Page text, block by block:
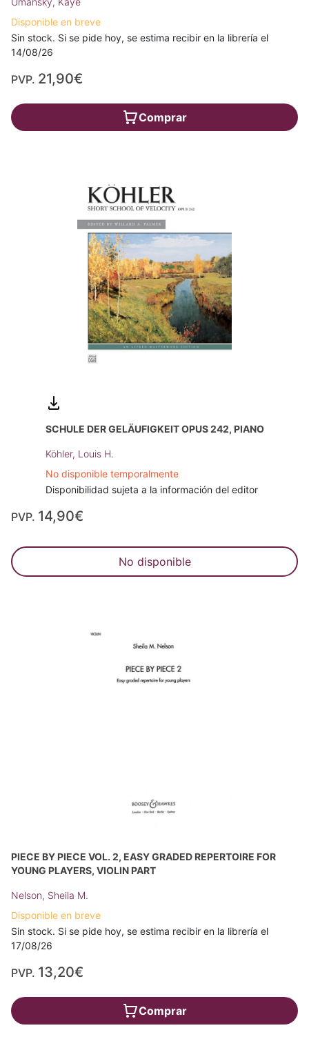
Disponible en breve
Sin stock. Si se pide hoy, se estima recibir en la librería el
14/08/26
PVP. 21,90€
Comprar
SCHULE DER GELÄUFIGKEIT OPUS 242, PIANO
Köhler, Louis H.
No disponible temporalmente
Disponibilidad sujeta a la información del editor
PVP. 14,90€
No disponible
PIECE BY PIECE VOL. 2, EASY GRADED REPERTOIRE FOR
YOUNG PLAYERS, VIOLIN PART
Nelson, Sheila M.
Disponible en breve
Sin stock. Si se pide hoy, se estima recibir en la librería el
17/08/26
PVP. 13,20€
Comprar